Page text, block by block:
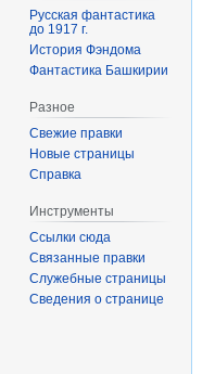
Русская фантастика
до 1917 г.
История Фэндома
Фантастика Башкирии
Разное
Свежие правки
Новые страницы
Справка
Инструменты
Ссылки сюда
Связанные правки
Служебные страницы
Сведения о странице